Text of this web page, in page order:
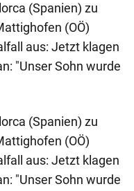
(Spanien) zu
(OÖ)
aus: Jetzt klagen
"Unser Sohn wurde
(Spanien) zu
(OÖ)
aus: Jetzt klagen
"Unser Sohn wurde